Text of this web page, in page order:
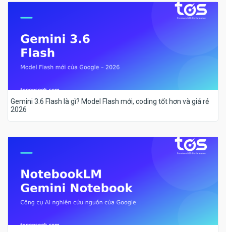
Gemini 3.6 Flash là gì? Model Flash mới, coding tốt hơn và giá rẻ
2026